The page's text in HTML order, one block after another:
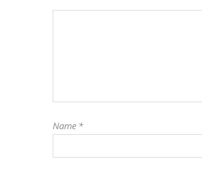
Name *